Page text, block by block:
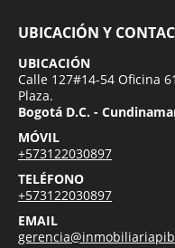
UBICACIÓN Y
UBICACIÓN
Calle 127#14-54 Oficina
Plaza.
Bogotá D.C. -
MÓVIL
+573122030897
TELÉFONO
+573122030897
EMAIL